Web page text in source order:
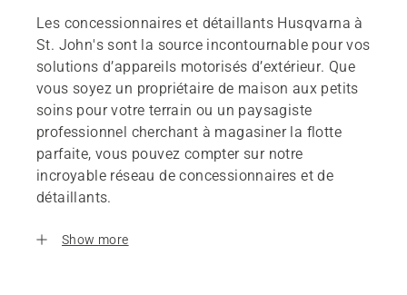
Les concessionnaires et détaillants Husqvarna à
St. John's sont la source incontournable pour vos
solutions d’appareils motorisés d’extérieur. Que
vous soyez un propriétaire de maison aux petits
soins pour votre terrain ou un paysagiste
professionnel cherchant à magasiner la flotte
parfaite, vous pouvez compter sur notre
incroyable réseau de concessionnaires et de
détaillants.
Show more